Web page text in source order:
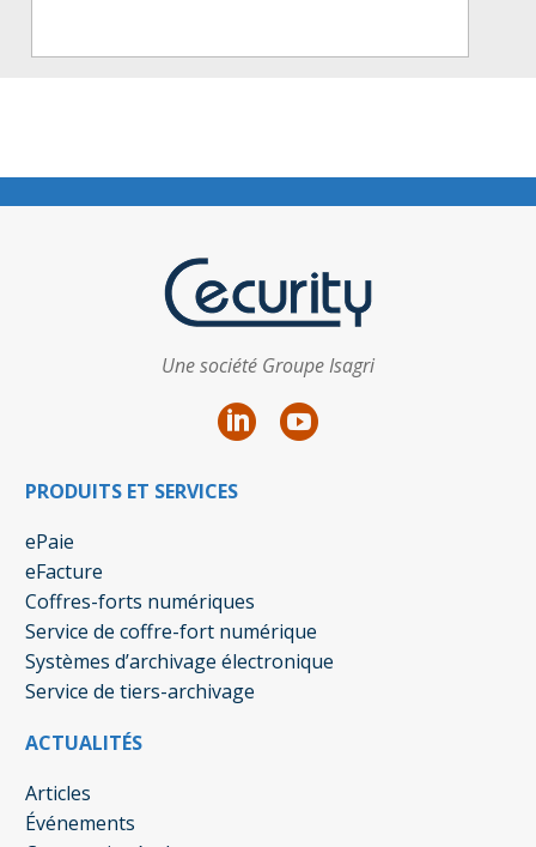
Une société Groupe Isagri
PRODUITS ET SERVICES
ePaie
eFacture
Coffres-forts numériques
Service de coffre-fort numérique
Systèmes d’archivage électronique
Service de tiers-archivage
ACTUALITÉS
Articles
Événements